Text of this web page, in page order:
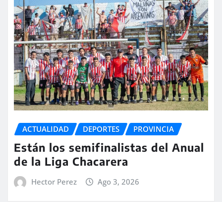
ACTUALIDAD DEPORTES PROVINCIA
Están los semifinalistas del Anual
de la Liga Chacarera
Hector Perez Ago 3, 2026